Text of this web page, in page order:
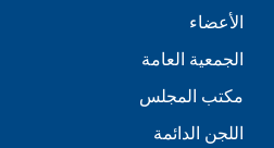
الأعضاء
الجمعية العامة
مكتب المجلس
اللجن الدائمة